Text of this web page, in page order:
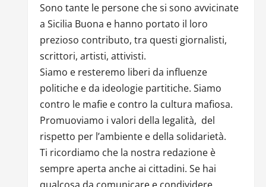
Sono tante le persone che si sono avvicinate
a Sicilia Buona e hanno portato il loro
prezioso contributo, tra questi giornalisti,
scrittori, artisti, attivisti.
Siamo e resteremo liberi da influenze
politiche e da ideologie partitiche. Siamo
contro le mafie e contro la cultura mafiosa.
Promuoviamo i valori della legalità, del
rispetto per l’ambiente e della solidarietà.
Ti ricordiamo che la nostra redazione è
sempre aperta anche ai cittadini. Se hai